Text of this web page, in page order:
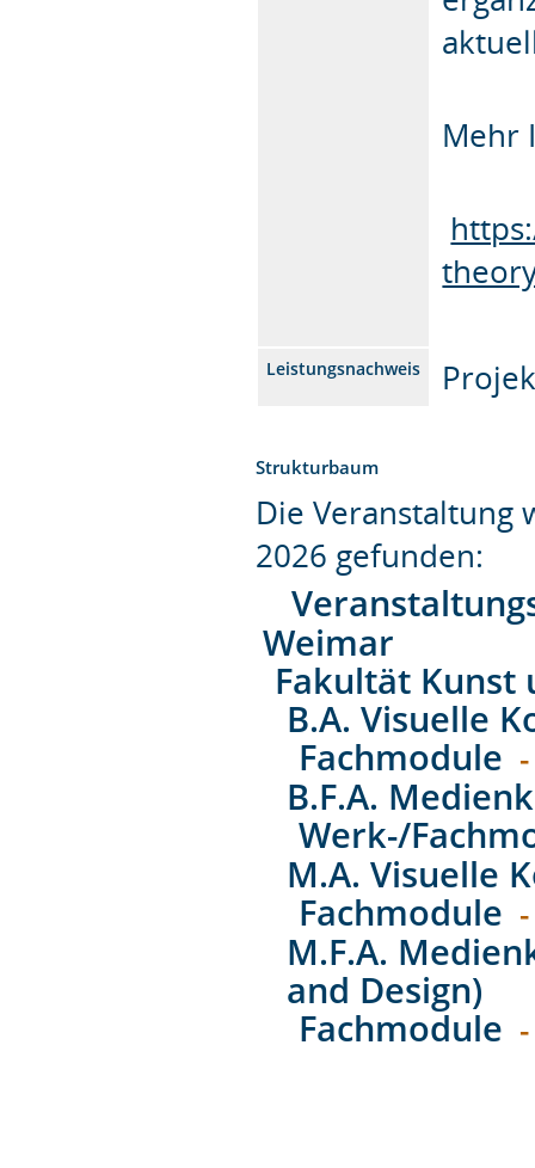
Mehr
Leistungsnachweis
Strukturbaum
Die Veranstaltung
2026 gefunden:
Weimar
Fakultät Kunst
B.A. Visuelle
Fachmodule
B.F.A.
Werk-/
M.A. Visuelle
Fachmodule
M.F.A.
and Design)
Fachmodule